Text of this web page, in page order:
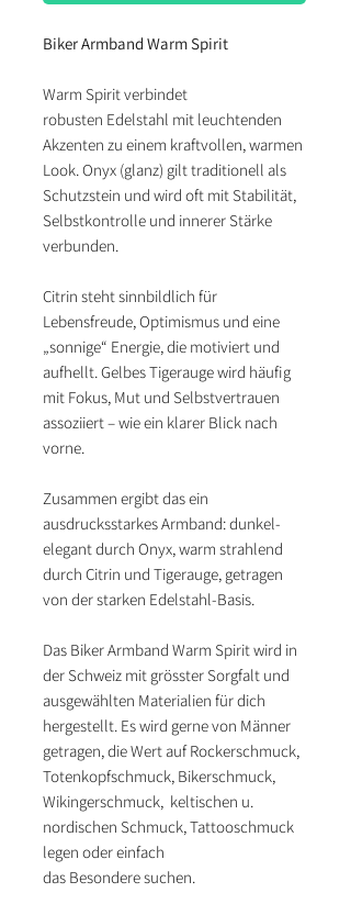
Biker Armband Warm Spirit
Warm Spirit verbindet
robusten Edelstahl mit leuchtenden
Akzenten zu einem kraftvollen, warmen
Look. Onyx (glanz) gilt traditionell als
Schutzstein und wird oft mit Stabilität,
Selbstkontrolle und innerer Stärke
verbunden.
Citrin steht sinnbildlich für
Lebensfreude, Optimismus und eine
„sonnige“ Energie, die motiviert und
aufhellt. Gelbes Tigerauge wird häufig
mit Fokus, Mut und Selbstvertrauen
assoziiert – wie ein klarer Blick nach
vorne.
Zusammen ergibt das ein
ausdrucksstarkes Armband: dunkel-
elegant durch Onyx, warm strahlend
durch Citrin und Tigerauge, getragen
von der starken Edelstahl-Basis.
Das Biker Armband Warm Spirit wird in
der Schweiz mit grösster Sorgfalt und
ausgewählten Materialien für dich
hergestellt. Es wird gerne von Männer
getragen, die Wert auf Rockerschmuck,
Totenkopfschmuck, Bikerschmuck,
Wikingerschmuck, keltischen u.
nordischen Schmuck, Tattooschmuck
legen oder einfach
das Besondere suchen.